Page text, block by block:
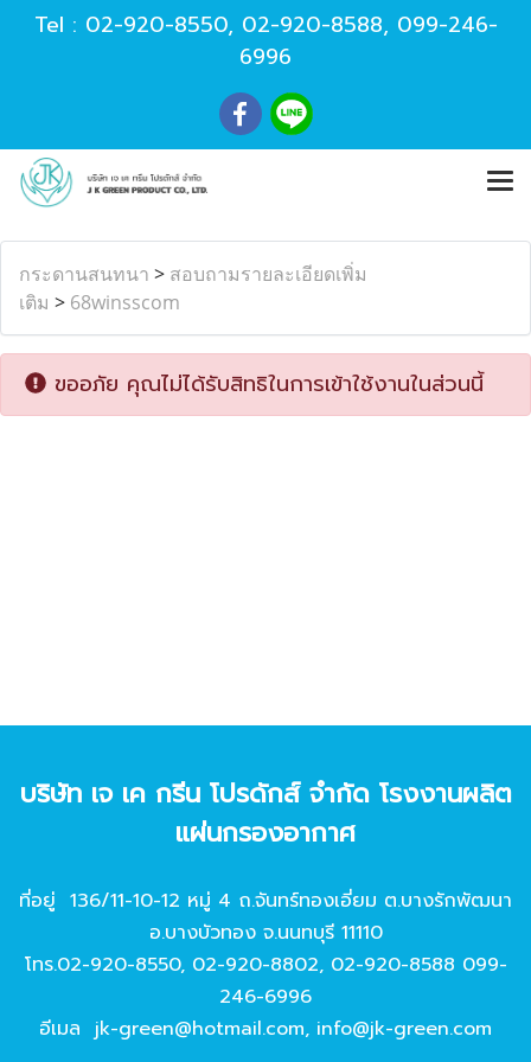
Tel : 02-920-8550, 02-920-8588, 099-246-
6996
กระดานสนทนา > สอบถามรายละเอียดเพิ่ม
เติม > 68winsscom
ขออภัย คุณไม่ได้รับสิทธิในการเข้าใช้งานในส่วนนี้
บริษัท เจ เค กรีน โปรดักส์ จํากัด โรงงานผลิต
แผ่นกรองอากาศ
ที่อยู่ 136/11-10-12 หมู่ 4 ถ.จันทร์ทองเอี่ยม ต.บางรักพัฒนา
อ.บางบัวทอง จ.นนทบุรี 11110
โทร.02-920-8550, 02-920-8802, 02-920-8588 099-
246-6996
อีเมล jk-green@hotmail.com, info@jk-green.com